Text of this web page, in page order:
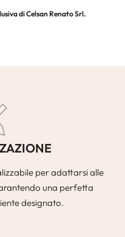
di Celsan Renato Srl.
per adattarsi alle
una perfetta
designato.